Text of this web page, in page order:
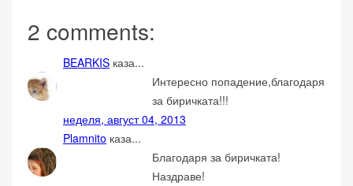
2 comments:
BEARKIS каза...
Интересно попадение,благодаря
за биричката!!!
неделя, август 04, 2013
Plamnito каза...
Благодаря за биричката!
Наздраве!